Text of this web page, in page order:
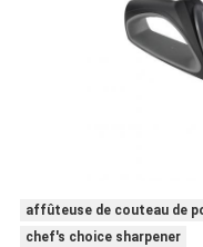
affûteuse de couteau de
chef's choice sharpener